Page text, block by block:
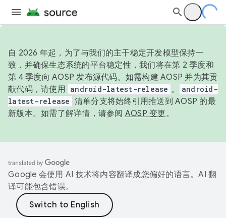
自 2026 年起，为了与我们的主干稳定开发模型保持一
致，并确保生态系统的平台稳定性，我们将在第 2 季度和
第 4 季度向 AOSP 发布源代码。如需构建 AOSP 并为其贡
献代码，请使用 android-latest-release 。
android-
latest-release 清单分支将始终引用推送到 AOSP 的最
新版本。如需了解详情，请参阅 AOSP 变更。
Google 会使用 AI 技术将内容翻译成您偏好的语言。AI 翻
译可能包含错误。